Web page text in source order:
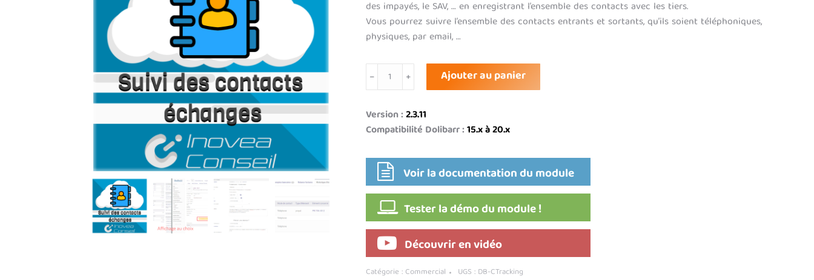
des impayés, le SAV, … en enregistrant l’ensemble des contacts avec les tiers.
Vous pourrez suivre l’ensemble des contacts entrants et sortants, qu’ils soient téléphoniques,
physiques, par email, …
quantité
de
des
contacts/
Ajouter au panier
Version :2.3.11
Compatibilité Dolibarr :15.x à 20.x
Voir la documentation du module
Tester la démo du module !
Découvrir en vidéo
Catégorie : Commercial UGS : DB-CTracking